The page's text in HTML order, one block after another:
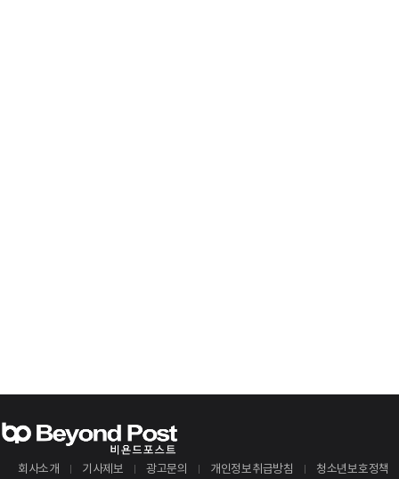
회사소개 기사제보 광고문의 개인정보취급방침 청소년보호정책